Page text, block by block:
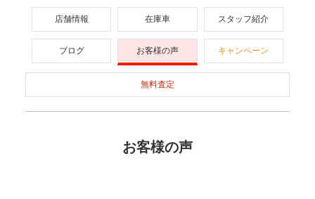
店舗情報 在庫車 スタッフ紹介
ブログ お客様の声 キャンペーン
無料査定
お客様の声